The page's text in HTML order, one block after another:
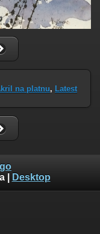
na platnu, Latest
| Desktop